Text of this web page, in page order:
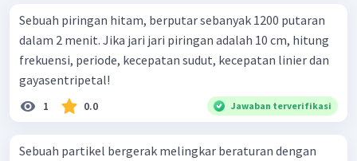
Sebuah piringan hitam, berputar sebanyak 1200 putaran
dalam 2 menit. Jika jari jari piringan adalah 10 cm, hitung
frekuensi, periode, kecepatan sudut, kecepatan linier dan
gayasentripetal!
1 0.0 Jawaban terverifikasi
Sebuah partikel bergerak melingkar beraturan dengan